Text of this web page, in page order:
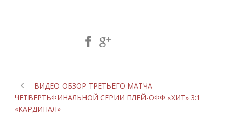
ВИДЕО-ОБЗОР ТРЕТЬЕГО МАТЧА
ЧЕТВЕРТЬФИНАЛЬНОЙ СЕРИИ ПЛЕЙ-ОФФ «ХИТ» 3:1
«КАРДИНАЛ»